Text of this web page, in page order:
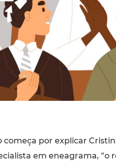
começa por explicar
em eneagrama, “o